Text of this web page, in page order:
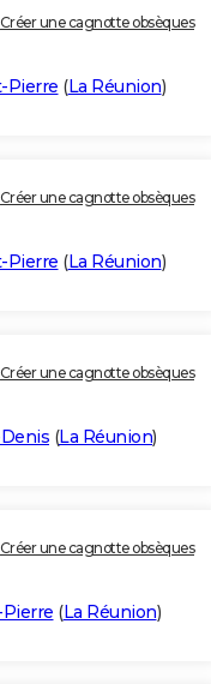
Créer une cagnotte obsèques
Pierre (La Réunion)
Créer une cagnotte obsèques
Pierre (La Réunion)
Créer une cagnotte obsèques
(La Réunion)
Créer une cagnotte obsèques
(La Réunion)